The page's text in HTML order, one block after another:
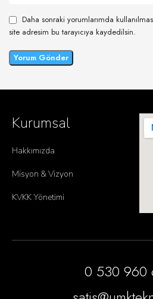
Daha sonraki yorumlarımda
site adresim bu tarayıcıya kaydedilsin.
Kurumsal
Hakkımızda
Misyon & Vizyon
KVKK Yönetimi
0 530 960